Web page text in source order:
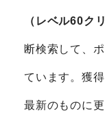
（レベル60ク
断検索して、
ています。獲
最新のものに